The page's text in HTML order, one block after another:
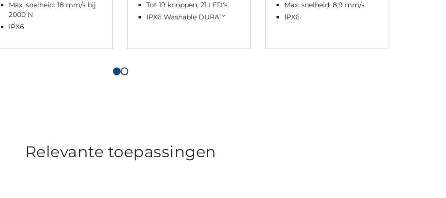
Max. snelheid: 18 mm/s bij
2000 N
IPX6
Tot 19 knoppen, 21 LED's
IPX6 Washable DURA™
Max. snelheid: 8,9 mm/s
IPX6
Relevante toepassingen